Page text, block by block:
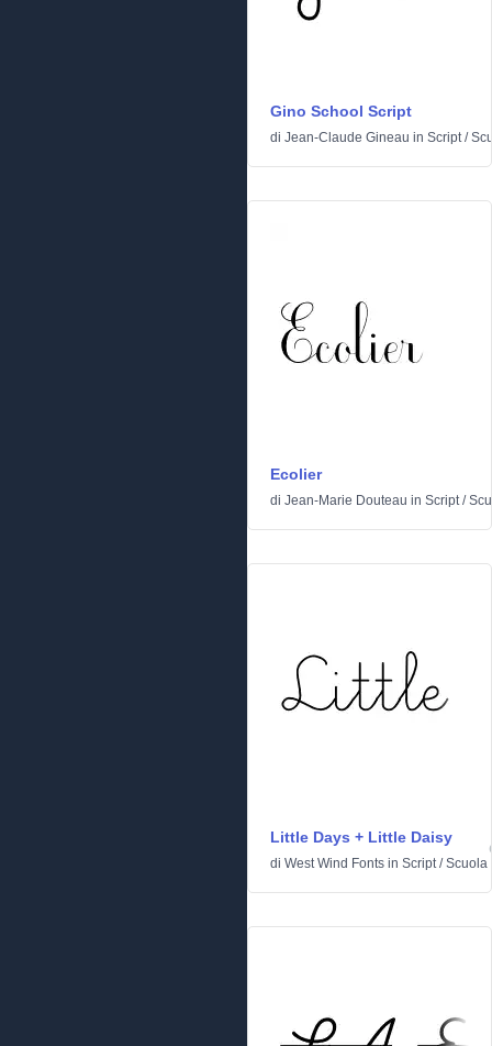
Gino School Script
di Jean-Claude Gineau in Script/
Ecolier
di Jean-Marie Douteau in Script/
Little Days + Little Daisy
di West Wind Fonts in Script/Scuola